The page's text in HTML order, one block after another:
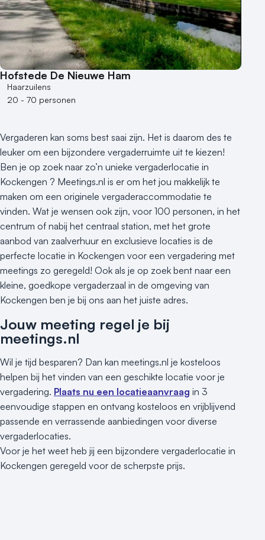
Hofstede De Nieuwe Ham
Haarzuilens
20 - 70 personen
Vergaderen kan soms best saai zijn. Het is daarom des te
leuker om een bijzondere vergaderruimte uit te kiezen!
Ben je op zoek naar zo’n unieke vergaderlocatie in
Kockengen ? Meetings.nl is er om het jou makkelijk te
maken om een originele vergaderaccommodatie te
vinden. Wat je wensen ook zijn, voor 100 personen, in het
centrum of nabij het centraal station, met het grote
aanbod van zaalverhuur en exclusieve locaties is de
perfecte locatie in Kockengen voor een vergadering met
meetings zo geregeld! Ook als je op zoek bent naar een
kleine, goedkope vergaderzaal in de omgeving van
Kockengen ben je bij ons aan het juiste adres.
Jouw meeting regel je bij
meetings.nl
Wil je tijd besparen? Dan kan meetings.nl je kosteloos
helpen bij het vinden van een geschikte locatie voor je
vergadering. Plaats nu een locatieaanvraag in 3
eenvoudige stappen en ontvang kosteloos en vrijblijvend
passende en verrassende aanbiedingen voor diverse
vergaderlocaties.
Voor je het weet heb jij een bijzondere vergaderlocatie in
Kockengen geregeld voor de scherpste prijs.